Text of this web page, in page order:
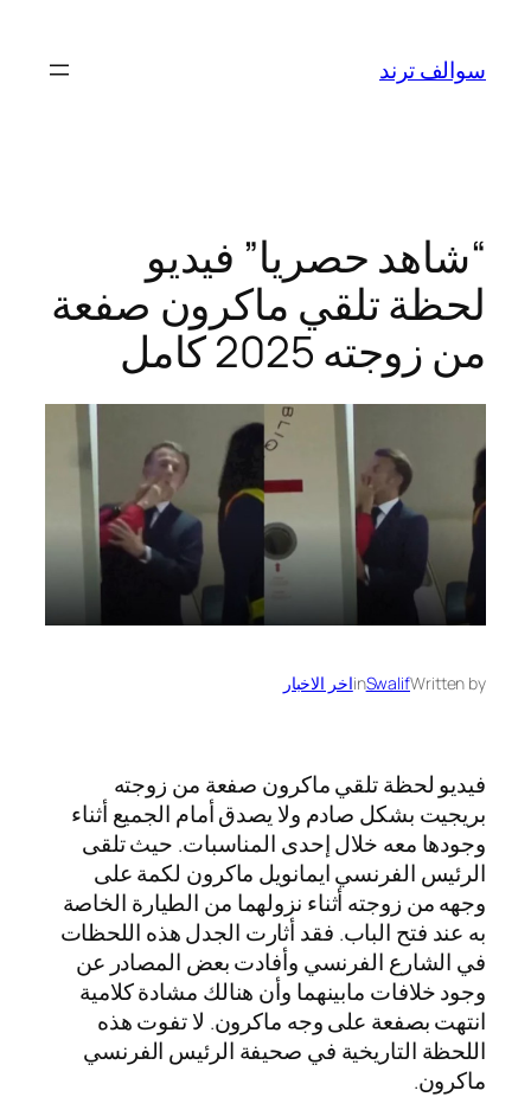
المحتوى
سوالف ترند
“شاهد حصريا” فيديو
لحظة تلقي ماكرون صفعة
من زوجته 2025 كامل
Written by
Swalif
inاخر الاخبار
فيديو لحظة تلقي ماكرون صفعة من زوجته
بريجيت بشكل صادم ولا يصدق أمام الجميع أثناء
وجودها معه خلال إحدى المناسبات. حيث تلقى
الرئيس الفرنسي ايمانويل ماكرون لكمة على
وجهه من زوجته أثناء نزولهما من الطيارة الخاصة
به عند فتح الباب. فقد أثارت الجدل هذه اللحظات
في الشارع الفرنسي وأفادت بعض المصادر عن
وجود خلافات مابينهما وأن هنالك مشادة كلامية
انتهت بصفعة على وجه ماكرون. لا تفوت هذه
اللحظة التاريخية في صحيفة الرئيس الفرنسي
ماكرون.